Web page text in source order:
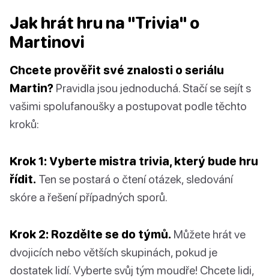
Jak hrát hru na "Trivia" o
Martinovi
Chcete prověřit své znalosti o seriálu
Martin? Pravidla jsou jednoduchá. Stačí se sejít s
vašimi spolufanoušky a postupovat podle těchto
kroků:
Krok 1: Vyberte mistra trivia, který bude hru
řídit. Ten se postará o čtení otázek, sledování
skóre a řešení případných sporů.
Krok 2: Rozdělte se do týmů. Můžete hrát ve
dvojicích nebo větších skupinách, pokud je
dostatek lidí. Vyberte svůj tým moudře! Chcete lidi,